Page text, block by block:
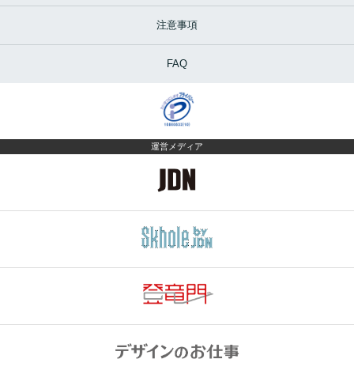
注意事項
FAQ
運営メディア